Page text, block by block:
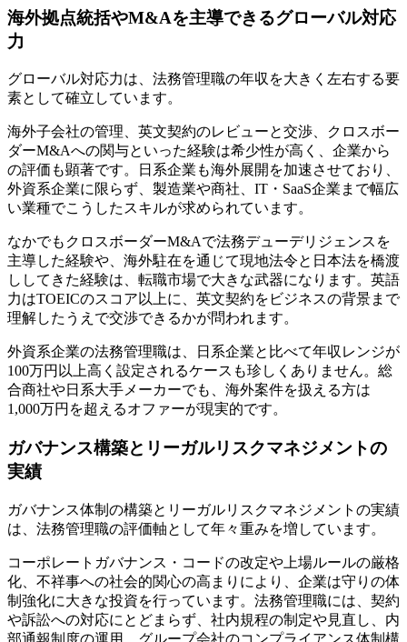
海外拠点統括やM&Aを主導できるグローバル対応
力
グローバル対応力は、法務管理職の年収を大きく左右する要
素として確立しています。
海外子会社の管理、英文契約のレビューと交渉、クロスボー
ダーM&Aへの関与といった経験は希少性が高く、企業から
の評価も顕著です。日系企業も海外展開を加速させており、
外資系企業に限らず、製造業や商社、IT・SaaS企業まで幅広
い業種でこうしたスキルが求められています。
なかでもクロスボーダーM&Aで法務デューデリジェンスを
主導した経験や、海外駐在を通じて現地法令と日本法を橋渡
ししてきた経験は、転職市場で大きな武器になります。英語
力はTOEICのスコア以上に、英文契約をビジネスの背景まで
理解したうえで交渉できるかが問われます。
外資系企業の法務管理職は、日系企業と比べて年収レンジが
100万円以上高く設定されるケースも珍しくありません。総
合商社や日系大手メーカーでも、海外案件を扱える方は
1,000万円を超えるオファーが現実的です。
ガバナンス構築とリーガルリスクマネジメントの
実績
ガバナンス体制の構築とリーガルリスクマネジメントの実績
は、法務管理職の評価軸として年々重みを増しています。
コーポレートガバナンス・コードの改定や上場ルールの厳格
化、不祥事への社会的関心の高まりにより、企業は守りの体
制強化に大きな投資を行っています。法務管理職には、契約
や訴訟への対応にとどまらず、社内規程の制定や見直し、内
部通報制度の運用、グループ会社のコンプライアンス体制構